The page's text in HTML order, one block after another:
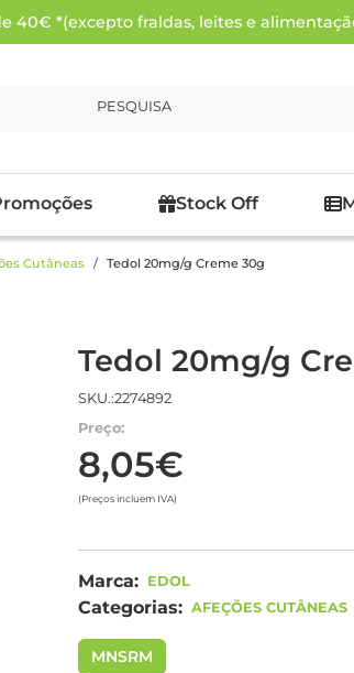
40€ *(excepto fraldas, leites e
PESQUISA
Stock Off
Cutâneas Tedol 20mg/g Creme 30g
Tedol 20mg/g
SKU.:2274892
Preço:
8,05€
(Preços incluem IVA)
Marca: EDOL
Categorias: AFEÇÕES CUTÂNEAS
MNSRM